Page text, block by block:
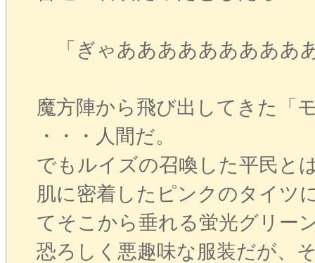
「ぎゃあああああああああ
魔方陣から飛び出してきた「
・・・人間だ。
でもルイズの召喚した平民と
肌に密着したピンクのタイツ
てそこから垂れる蛍光グリー
恐ろしく悪趣味な服装だが、